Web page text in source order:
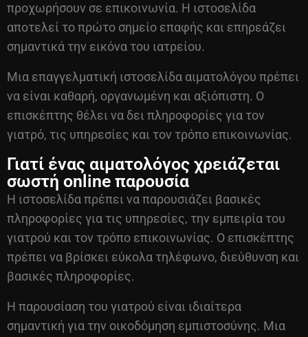
προχωρήσουν σε επικοινωνία. Η ιστοσελίδα
αποτελεί το πρώτο σημείο επαφής και επηρεάζει
σημαντικά την εικόνα του ιατρείου.
Μια επαγγελματική ιστοσελίδα αιματολόγου πρέπει
να είναι καθαρή, οργανωμένη και αξιόπιστη. Ο
επισκέπτης θέλει να δει πληροφορίες για τον
γιατρό, τις υπηρεσίες και τον τρόπο επικοινωνίας.
Γιατί ένας αιματολόγος χρειάζεται
σωστή online παρουσία
Η ιστοσελίδα πρέπει να παρουσιάζει βασικές
πληροφορίες για τις υπηρεσίες, την εμπειρία του
γιατρού και τον τρόπο επικοινωνίας. Ο επισκέπτης
πρέπει να βρίσκει εύκολα τηλέφωνο, διεύθυνση και
βασικές πληροφορίες.
Η παρουσίαση του γιατρού είναι ιδιαίτερα
σημαντική για την οικοδόμηση εμπιστοσύνης. Μια